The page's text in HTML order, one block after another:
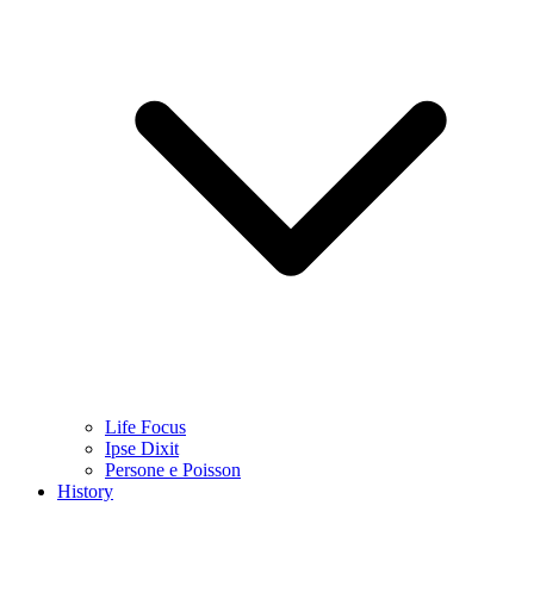
Life Focus
Ipse Dixit
Persone e Poisson
History